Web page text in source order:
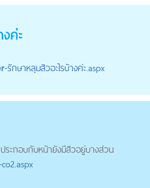
ค่ะ
-รักษาหลุมสิวอะไรบ้างค่ะ.aspx
ประกอบกับหน้ายังมีสิวอยู่บางส่วน